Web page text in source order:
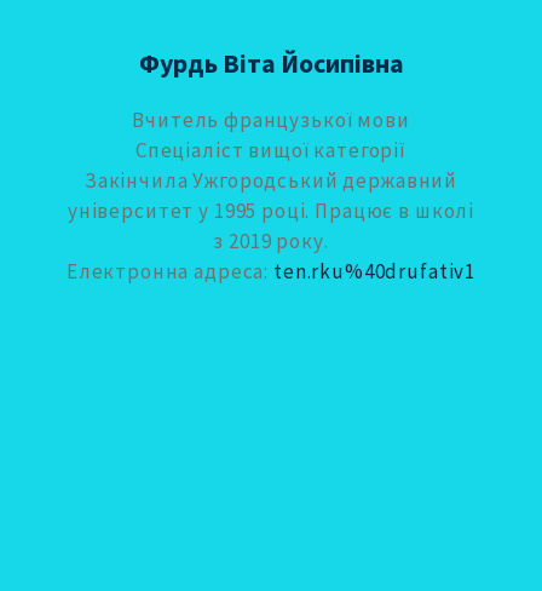
Фурдь Віта Йосипівна
Вчитель французької мови
Спеціаліст вищої категорії
Закінчила Ужгородський державний
університет у 1995 році. Працює в школі
з 2019 року.
Електронна адреса: ten.rku%40drufativ1